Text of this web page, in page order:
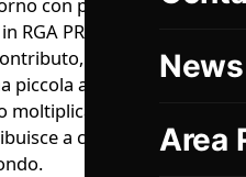
News
Area
PROJECT
perché se
azione,
moltiplicatore
a creare un